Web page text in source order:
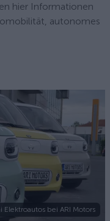
hier Informationen
autonomes
Elektroautos bei ARI Motors